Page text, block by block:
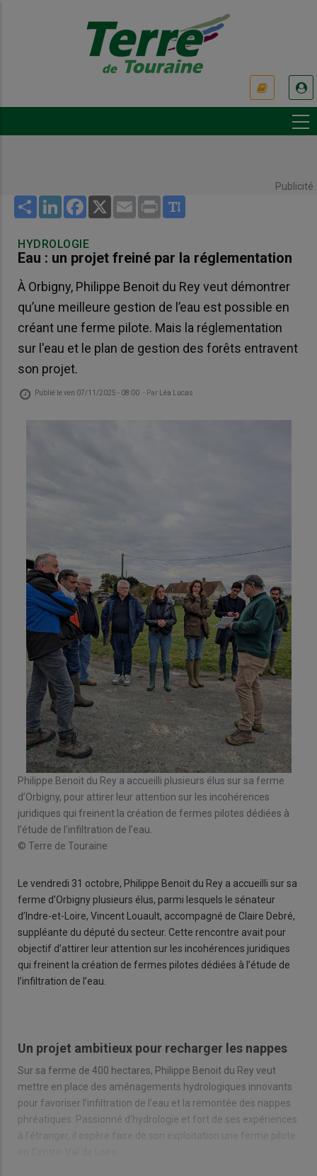
Publicité
Share LinkedInFacebook
X Email Print
HYDROLOGIE
Eau : un projet freiné par la réglementation
À Orbigny, Philippe Benoit du Rey veut démontrer
qu’une meilleure gestion de l’eau est possible en
créant une ferme pilote. Mais la réglementation
sur l'eau et le plan de gestion des forêts entravent
son projet.
Publié leven 07/11/2025 - 08:00 - Par Léa Lucas
Philippe Benoit du Rey a accueilli plusieurs élus sur sa ferme
d’Orbigny, pour attirer leur attention sur les incohérences
juridiques qui freinent la création de fermes pilotes dédiées à
l’étude de l’infiltration de l’eau.
© Terre de Touraine
Le vendredi 31 octobre, Philippe Benoit du Rey a accueilli sur sa
ferme d’Orbigny plusieurs élus, parmi lesquels le sénateur
d’Indre-et-Loire, Vincent Louault, accompagné de Claire Debré,
suppléante du député du secteur. Cette rencontre avait pour
objectif d’attirer leur attention sur les incohérences juridiques
qui freinent la création de fermes pilotes dédiées à l’étude de
l’infiltration de l’eau.
Un projet ambitieux pour recharger les nappes
Sur sa ferme de 400 hectares, Philippe Benoit du Rey veut
mettre en place des aménagements hydrologiques innovants
pour favoriser l’infiltration de l’eau et la remontée des nappes
phréatiques. Passionné d’hydrologie et fort de ses expériences
à l’étranger, il espère faire de son exploitation une ferme pilote